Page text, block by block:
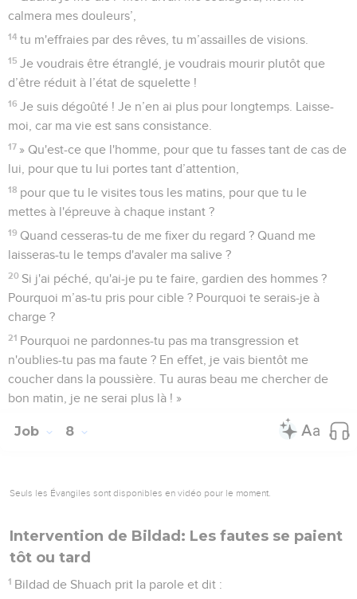
calmera mes douleurs’,
14 tu m'effraies par des rêves, tu m’assailles de visions.
15 Je voudrais être étranglé, je voudrais mourir plutôt que
d’être réduit à l’état de squelette !
16 Je suis dégoûté ! Je n’en ai plus pour longtemps. Laisse-
moi, car ma vie est sans consistance.
17 » Qu'est-ce que l'homme, pour que tu fasses tant de cas de
lui, pour que tu lui portes tant d’attention,
18 pour que tu le visites tous les matins, pour que tu le
mettes à l'épreuve à chaque instant ?
19 Quand cesseras-tu de me fixer du regard ? Quand me
laisseras-tu le temps d'avaler ma salive ?
20 Si j'ai péché, qu'ai-je pu te faire, gardien des hommes ?
Pourquoi m’as-tu pris pour cible ? Pourquoi te serais-je à
charge ?
21 Pourquoi ne pardonnes-tu pas ma transgression et
n'oublies-tu pas ma faute ? En effet, je vais bientôt me
coucher dans la poussière. Tu auras beau me chercher de
bon matin, je ne serai plus là ! »
Job 8
Seuls les Évangiles sont disponibles en vidéo pour le moment.
Intervention de Bildad: Les fautes se paient
tôt ou tard
1 Bildad de Shuach prit la parole et dit :